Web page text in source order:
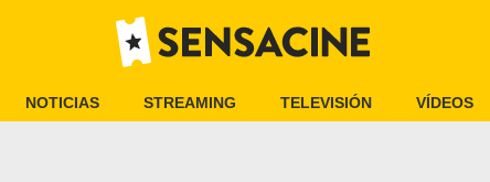
NOTICIAS STREAMING TELEVISIÓN VÍDEOS